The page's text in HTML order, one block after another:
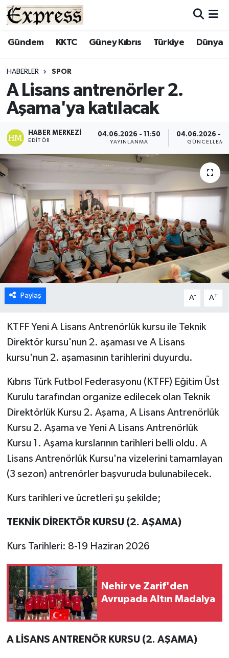
Gündem KKTC Güney Kıbrıs Türkiye Dünya
HABERLER SPOR
A Lisans antrenörler 2.
Aşama'ya katılacak
HABER MERKEZI
EDITÖR
04.06.2026 - 11:50
YAYINLANMA
04.06.2026 -
GÜNCELLEME
Paylaş A- A+
KTFF Yeni A Lisans Antrenörlük kursu ile Teknik
Direktör kursu'nun 2. aşaması ve A Lisans
kursu'nun 2. aşamasının tarihlerini duyurdu.
Kıbrıs Türk Futbol Federasyonu (KTFF) Eğitim Üst
Kurulu tarafından organize edilecek olan Teknik
Direktörlük Kursu 2. Aşama, A Lisans Antrenörlük
Kursu 2. Aşama ve Yeni A Lisans Antrenörlük
Kursu 1. Aşama kurslarının tarihleri belli oldu. A
Lisans Antrenörlük Kursu'na vizelerini tamamlayan
(3 sezon) antrenörler başvuruda bulunabilecek.
Kurs tarihleri ve ücretleri şu şekilde;
TEKNİK DİREKTÖR KURSU (2. AŞAMA)
Kurs Tarihleri: 8-19 Haziran 2026
Nehir ve Zarif'den
Avrupada Altın Madalya
A LİSANS ANTRENÖR KURSU (2. AŞAMA)
ALAYKÖY
BİLİM
ÇATALKÖY
DÜNYA
EKONOMİ
ENGLISH
ESENTEPE
GAZİMAĞUSA
GİRNE
GÜNDEM
GÜNEY KIBRIS
İÇ HABERLER
LAPTA
LEFKOŞA
SİYASET
SPOR
TATLISU
Hava Durumu
Süper Lig Puan Durumu ve Fikstür
Tüm Manşetler
Son Dakika Haberleri